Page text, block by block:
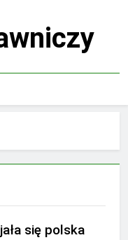
się polska